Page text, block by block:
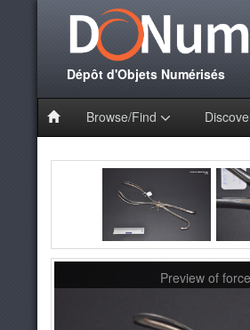
Dépôt d'Objets Numérisés
Browse/Find
Preview of